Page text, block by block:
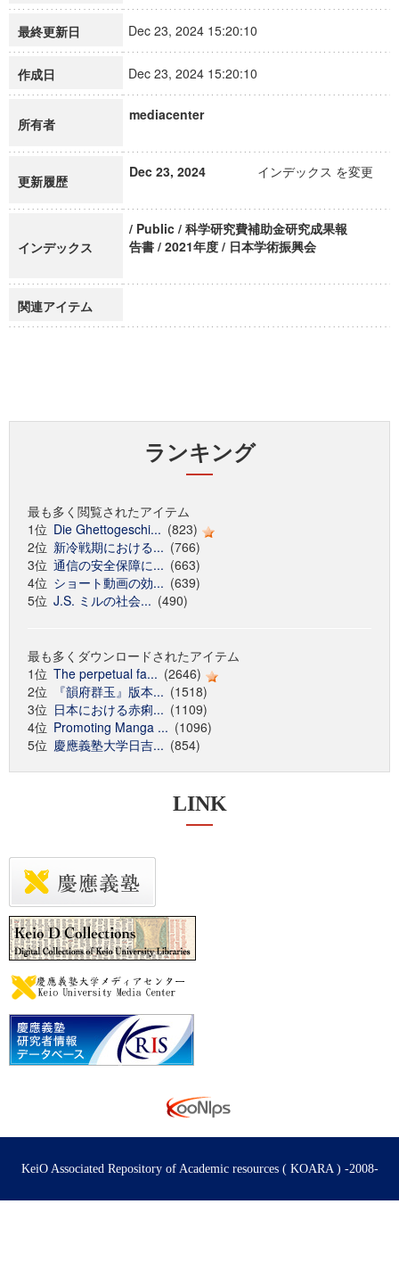
最終更新日 Dec 23, 2024 15:20:10
作成日 Dec 23, 2024 15:20:10
所有者
mediacenter
更新履歴
Dec 23, 2024 インデックス を変更
インデックス
/ Public / 科学研究費補助金研究成果報
告書 / 2021年度 / 日本学術振興会
関連アイテム
ランキング
最も多く閲覧されたアイテム
1位 Die Ghettogeschi... (823)
2位 新冷戦期における... (766)
3位 通信の安全保障に... (663)
4位 ショート動画の効... (639)
5位 J.S. ミルの社会... (490)
最も多くダウンロードされたアイテム
1位 The perpetual fa... (2646)
2位
『韻府群玉』版本... (1518)
3位 日本における赤痢... (1109)
4位 Promoting Manga ... (1096)
5位 慶應義塾大学日吉... (854)
LINK
KeiO Associated Repository of Academic resources ( KOARA ) -2008-